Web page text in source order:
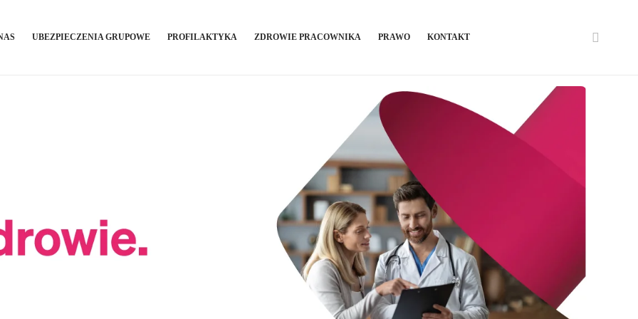
UBEZPIECZENIA GRUPOWE PROFILAKTYKA ZDROWIE PRACOWNIKA PRAWO KONTAKT